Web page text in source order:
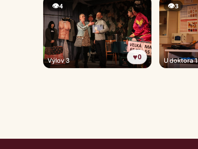
Výlov 3
👁4
♥0 U doktora 1
👁3